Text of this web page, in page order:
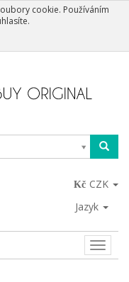
cookie. Používáním
CZK
Jazyk
Toggle